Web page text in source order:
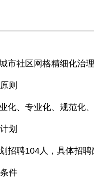
市社区网格精细化治
则
化、专业化、规范化
划
招聘104人，具体招聘
件